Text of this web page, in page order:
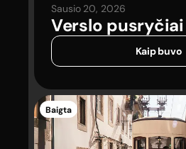
Sausio 20, 2026
Verslo pusryčiai
Kaip buvo
Baigta